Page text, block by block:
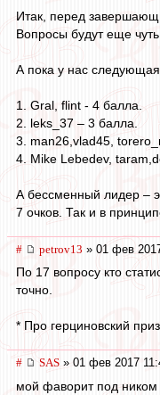
Итак, перед
Вопросы будут еще
А пока у нас следующая
1. Gral, flint - 4 балла.
2. leks_37 – 3 балла.
3. man26,vlad45,
4. Mike Lebedev,
А бессменный лидер –
7 очков. Так и в
# petrov13 » 01 фев
По 17 вопросу кто
точно.
* Про герциновский
# SAS » 01 фев 2017
мой фаворит под ником